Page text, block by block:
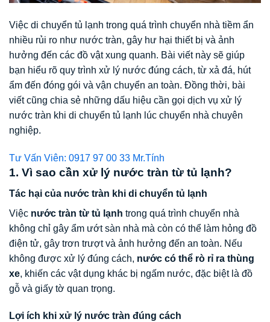
Việc di chuyển tủ lạnh trong quá trình chuyển nhà tiềm ẩn
nhiều rủi ro như nước tràn, gây hư hại thiết bị và ảnh
hưởng đến các đồ vật xung quanh. Bài viết này sẽ giúp
bạn hiểu rõ quy trình xử lý nước đúng cách, từ xả đá, hút
ẩm đến đóng gói và vận chuyển an toàn. Đồng thời, bài
viết cũng chia sẻ những dấu hiệu cần gọi dịch vụ xử lý
nước tràn khi di chuyển tủ lạnh lúc chuyển nhà chuyên
nghiệp.
Tư Vấn Viên: 0917 97 00 33 Mr.Tính
1. Vì sao cần xử lý nước tràn từ tủ lạnh?
Tác hại của nước tràn khi di chuyển tủ lạnh
Việc nước tràn từ tủ lạnh trong quá trình chuyển nhà
không chỉ gây ẩm ướt sàn nhà mà còn có thể làm hỏng đồ
điện tử, gây trơn trượt và ảnh hưởng đến an toàn. Nếu
không được xử lý đúng cách, nước có thể rò rỉ ra thùng
xe, khiến các vật dụng khác bị ngấm nước, đặc biệt là đồ
gỗ và giấy tờ quan trọng.
Lợi ích khi xử lý nước tràn đúng cách